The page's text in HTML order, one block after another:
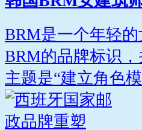
BRM是一个年轻
BRM的品牌标识
主题是“建立角色